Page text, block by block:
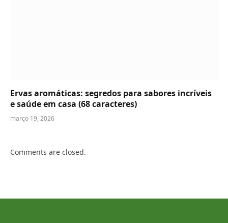
Ervas aromáticas: segredos para sabores incríveis
e saúde em casa (68 caracteres)
março 19, 2026
Comments are closed.